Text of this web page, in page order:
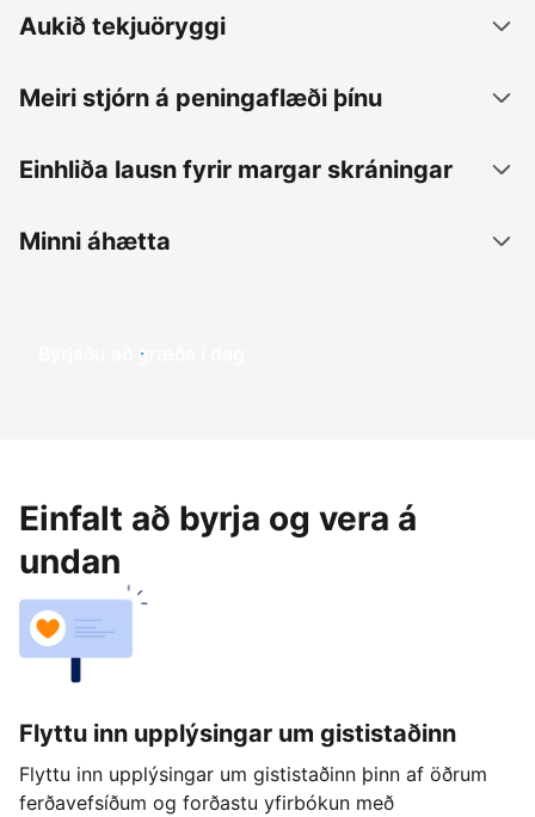
Aukið tekjuöryggi
Meiri stjórn á peningaflæði þínu
Einhliða lausn fyrir margar skráningar
Minni áhætta
Byrjaðu að græða í dag
Einfalt að byrja og vera á
undan
Flyttu inn upplýsingar um gististaðinn
Flyttu inn upplýsingar um gististaðinn þinn af öðrum
ferðavefsíðum og forðastu yfirbókun með